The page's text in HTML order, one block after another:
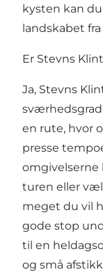
kysten kan
landskabet
Er Stevns
Ja, Stevns
sværhedsgrad
en rute, hvor
presse
omgivelserne
turen eller
meget du vil
gode stop
til en
og små